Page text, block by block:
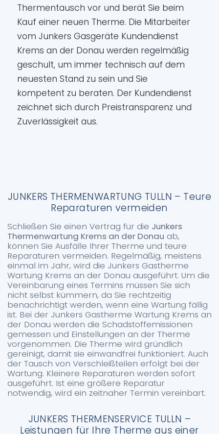
Thermentausch vor und berät Sie beim
Kauf einer neuen Therme. Die Mitarbeiter
vom Junkers Gasgeräte Kundendienst
Krems an der Donau werden regelmäßig
geschult, um immer technisch auf dem
neuesten Stand zu sein und Sie
kompetent zu beraten. Der Kundendienst
zeichnet sich durch Preistransparenz und
Zuverlässigkeit aus.
JUNKERS THERMENWARTUNG TULLN – Teure
Reparaturen vermeiden
Schließen Sie einen Vertrag für die Junkers
Thermenwartung Krems an der Donau ab,
können Sie Ausfälle Ihrer Therme und teure
Reparaturen vermeiden. Regelmäßig, meistens
einmal im Jahr, wird die Junkers Gastherme
Wartung Krems an der Donau ausgeführt. Um die
Vereinbarung eines Termins müssen Sie sich
nicht selbst kümmern, da Sie rechtzeitig
benachrichtigt werden, wenn eine Wartung fällig
ist. Bei der Junkers Gastherme Wartung Krems an
der Donau werden die Schadstoffemissionen
gemessen und Einstellungen an der Therme
vorgenommen. Die Therme wird gründlich
gereinigt, damit sie einwandfrei funktioniert. Auch
der Tausch von Verschleißteilen erfolgt bei der
Wartung. Kleinere Reparaturen werden sofort
ausgeführt. Ist eine größere Reparatur
notwendig, wird ein zeitnaher Termin vereinbart.
JUNKERS THERMENSERVICE TULLN –
Leistungen für Ihre Therme aus einer